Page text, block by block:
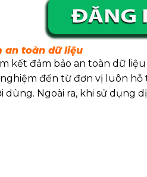
an toàn dữ liệu
kết đảm bảo an toàn dữ
đến từ đơn vị luôn
dùng. Ngoài ra, khi sử dụng